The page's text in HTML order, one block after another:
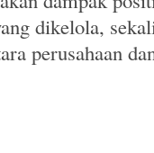
dikelola,
perusahaan